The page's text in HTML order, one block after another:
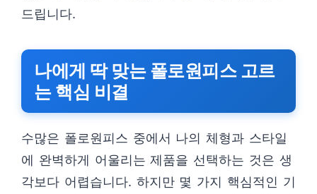
드립니다.
나에게 딱 맞는 폴로원피스 고르
는 핵심 비결
수많은 폴로원피스 중에서 나의 체형과 스타일
에 완벽하게 어울리는 제품을 선택하는 것은 생
각보다 어렵습니다. 하지만 몇 가지 핵심적인 기